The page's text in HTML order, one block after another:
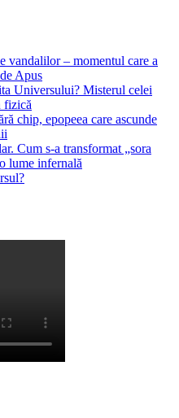
vandalilor – momentul care a
Apus
Universului? Misterul celei
fizică
chip, epopeea care ascunde
Cum s-a transformat „sora
lume infernală